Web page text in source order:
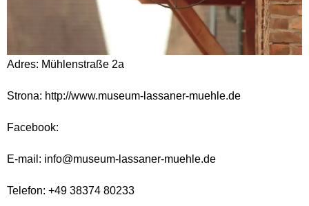
Adres: Mühlenstraße 2a
Strona: http://www.museum-lassaner-muehle.de
Facebook:
E-mail: info@museum-lassaner-muehle.de
Telefon: +49 38374 80233